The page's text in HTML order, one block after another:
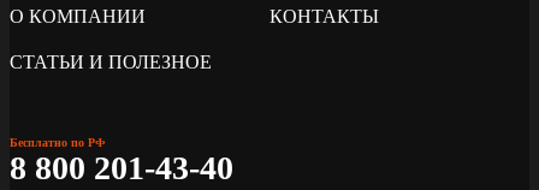
О КОМПАНИИ КОНТАКТЫ
СТАТЬИ И ПОЛЕЗНОЕ
Бесплатно по РФ
8 800 201-43-40